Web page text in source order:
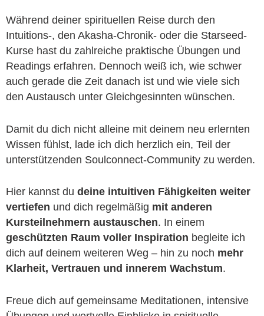
Während deiner spirituellen Reise durch den
Intuitions-, den Akasha-Chronik- oder die Starseed-
Kurse hast du zahlreiche praktische Übungen und
Readings erfahren. Dennoch weiß ich, wie schwer
auch gerade die Zeit danach ist und wie viele sich
den Austausch unter Gleichgesinnten wünschen.
Damit du dich nicht alleine mit deinem neu erlernten
Wissen fühlst, lade ich dich herzlich ein, Teil der
unterstützenden Soulconnect-Community zu werden.
Hier kannst du deine intuitiven Fähigkeiten weiter
vertiefen und dich regelmäßig mit anderen
Kursteilnehmern austauschen. In einem
geschützten Raum voller Inspiration begleite ich
dich auf deinem weiteren Weg – hin zu noch mehr
Klarheit, Vertrauen und innerem Wachstum.
Freue dich auf gemeinsame Meditationen, intensive